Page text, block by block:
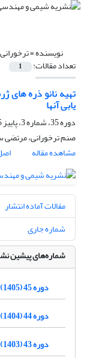
نویسنده =
تعداد مقالات: 1
تهیه نانو ذره های
یابی آنها
دوره 35، شماره 3، پاییز 1395، صفحه
صنم ترخورانی،
مشاهده مقاله
مقالات آماده انتشار
شماره جاری
شماره‌های پیشین
دوره 45 (1405)
دوره 44 (1404)
دوره 43 (1403)